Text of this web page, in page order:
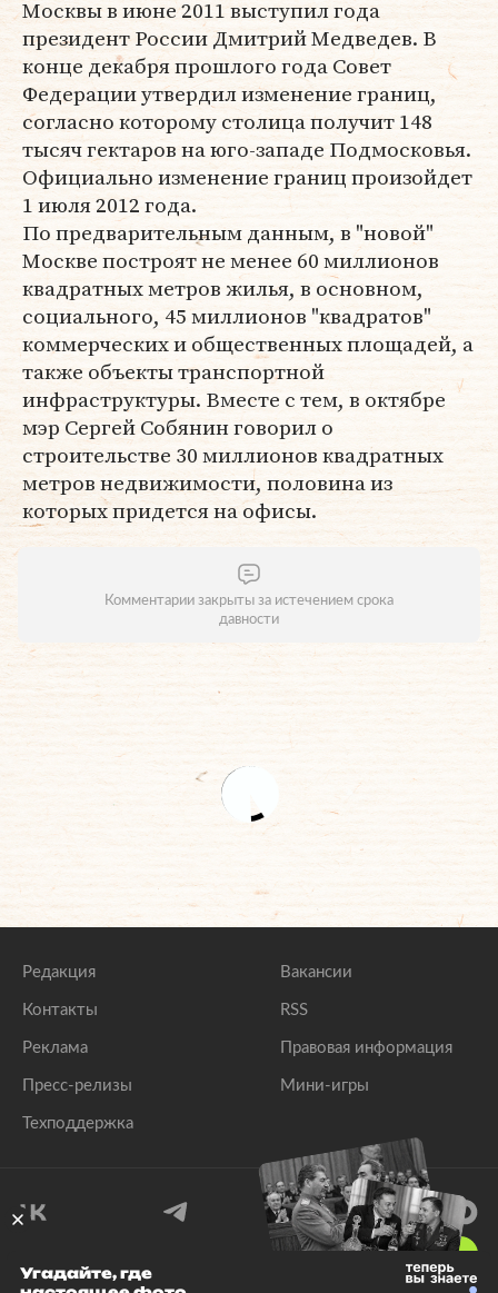
Москвы в июне 2011 выступил года
президент России Дмитрий Медведев. В
конце декабря прошлого года Совет
Федерации утвердил изменение границ,
согласно которому столица получит 148
тысяч гектаров на юго-западе Подмосковья.
Официально изменение границ произойдет
1 июля 2012 года.
По предварительным данным, в "новой"
Москве построят не менее 60 миллионов
квадратных метров жилья, в основном,
социального, 45 миллионов "квадратов"
коммерческих и общественных площадей, а
также объекты транспортной
инфраструктуры. Вместе с тем, в октябре
мэр Сергей Собянин говорил о
строительстве 30 миллионов квадратных
метров недвижимости, половина из
которых придется на офисы.
Комментарии закрыты за истечением срока
давности
Редакция
Контакты
Реклама
Пресс-релизы
Техподдержка
Вакансии
RSS
Правовая информация
Мини-игры
© 1999–2026 Все права защищены.
Угадайте, где